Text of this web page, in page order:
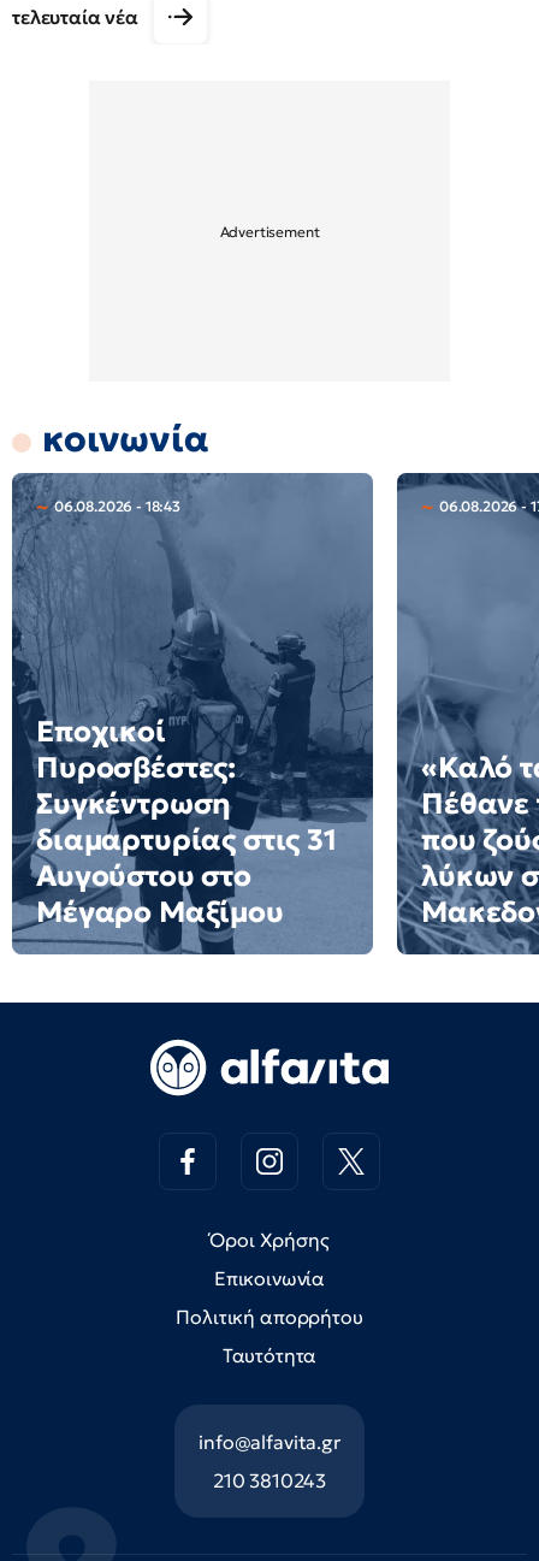
τελευταία νέα
κοινωνία
06.08.2026 - 18:43
Εποχικοί
Πυροσβέστες:
Συγκέντρωση
διαμαρτυρίας στις 31
Αυγούστου στο
Μέγαρο Μαξίμου
06.08.2026 -
«Καλό
Πέθανε
που
λύκων
Όροι Χρήσης
Επικοινωνία
Πολιτική απορρήτου
Ταυτότητα
info@alfavita.gr
210 3810243